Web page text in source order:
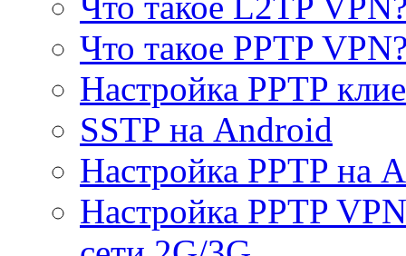
Что такое PPTP
Настройка PPTP
SSTP на Android
Настройка PPTP на
Настройка PPTP